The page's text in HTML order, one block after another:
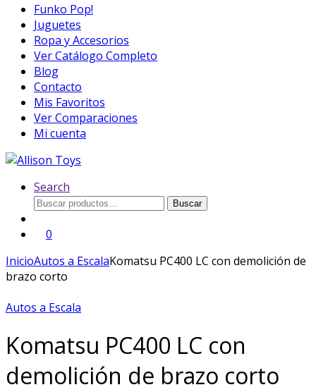
Funko Pop!
Juguetes
Ropa y Accesorios
Ver Catálogo Completo
Blog
Contacto
Mis Favoritos
Ver Comparaciones
Mi cuenta
Search
Buscar
Buscar
0
InicioAutos a EscalaKomatsu PC400 LC con demolición de
brazo corto
Autos a Escala
Komatsu PC400 LC con
demolición de brazo corto